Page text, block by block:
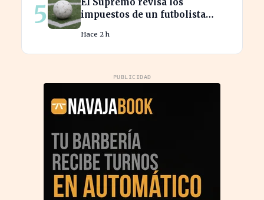
5
impuestos de un futbolista
patrimonio en España
Hace 2 h
PUBLICIDAD